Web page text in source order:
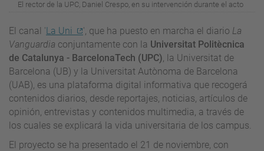
El rector de la UPC, Daniel Crespo, en su intervención durante el acto
El canal 'La Uni ', que ha puesto en marcha el diario La
Vanguardia conjuntamente con la Universitat Politècnica
de Catalunya - BarcelonaTech (UPC) , la Universitat de
Barcelona (UB) y la Universitat Autònoma de Barcelona
(UAB), es una plataforma digital informativa que recogerá
contenidos diarios, desde reportajes, noticias, artículos de
opinión, entrevistas y contenidos multimedia, a través de
los cuales se explicará la vida universitaria de los campus.
El proyecto se ha presentado el 21 de noviembre, con